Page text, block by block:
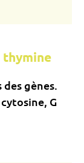
thymine
gènes.
G